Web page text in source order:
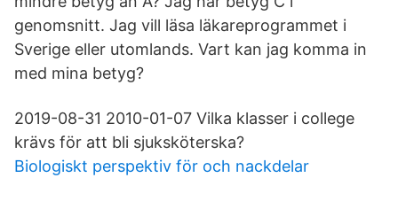
genomsnitt. Jag vill läsa läkareprogrammet i
Sverige eller utomlands. Vart kan jag komma in
med mina betyg?
2019-08-31 2010-01-07 Vilka klasser i college
krävs för att bli sjuksköterska?
Biologiskt perspektiv för och nackdelar